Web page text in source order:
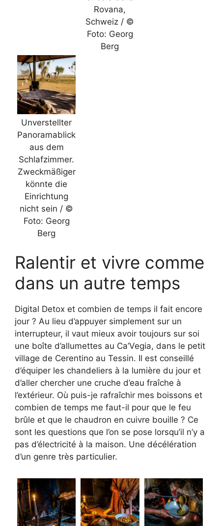
Rovana,
Schweiz / ©
Foto: Georg
Berg
Unverstellter
Panoramablick
aus dem
Schlafzimmer.
Zweckmäßiger
könnte die
Einrichtung
nicht sein / ©
Foto: Georg
Berg
Ralentir et vivre comme
dans un autre temps
Digital Detox et combien de temps il fait encore
jour ? Au lieu d’appuyer simplement sur un
interrupteur, il vaut mieux avoir toujours sur soi
une boîte d’allumettes au Ca’Vegia, dans le petit
village de Cerentino au Tessin. Il est conseillé
d’équiper les chandeliers à la lumière du jour et
d’aller chercher une cruche d’eau fraîche à
l’extérieur. Où puis-je rafraîchir mes boissons et
combien de temps me faut-il pour que le feu
brûle et que le chaudron en cuivre bouille ? Ce
sont les questions que l’on se pose lorsqu’il n’y a
pas d’électricité à la maison. Une décélération
d’un genre très particulier.